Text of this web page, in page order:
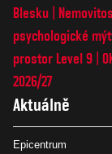
Blesku
psychologické
prostor Level 9
2026/27
Aktuálně
Epicentrum